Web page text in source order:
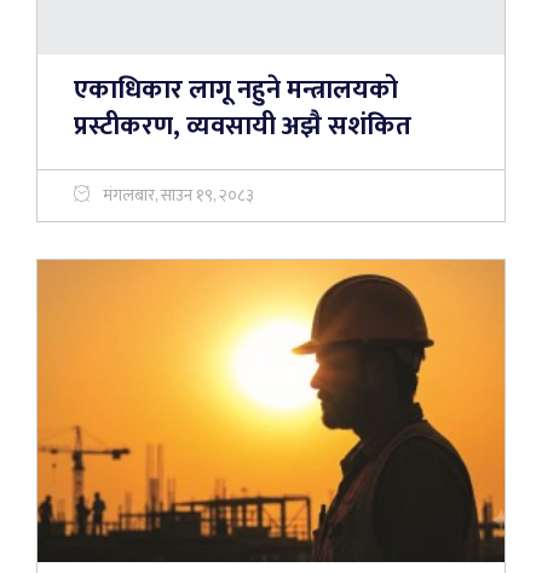
एकाधिकार लागू नहुने मन्त्रालयको
प्रस्टीकरण, व्यवसायी अझै सशंकित
मंगलबार, साउन १९, २०८३